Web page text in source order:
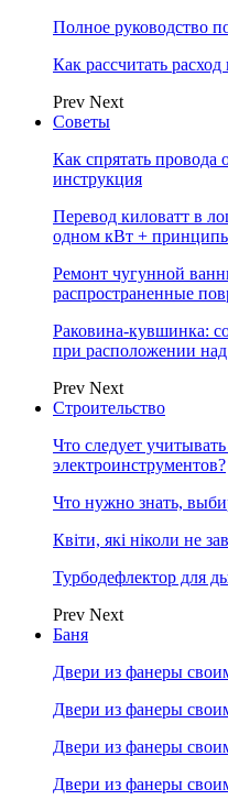
Полное руководство
Как рассчитать
Prev Next
Советы
Как спрятать провода
инструкция
Перевод киловатт в
одном кВт +
Ремонт чугунной
распространенные
Раковина-кувшинка:
при расположении
Prev Next
Строительство
Что следует
электроинструментов?
Что нужно знать,
Квіти, які ніколи не
Турбодефлектор для
Prev Next
Баня
Двери из фанеры
Двери из фанеры
Двери из фанеры
Двери из фанеры